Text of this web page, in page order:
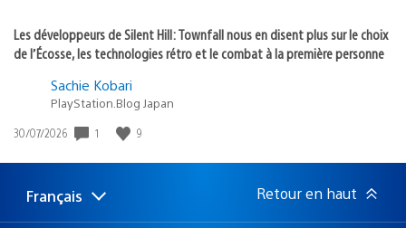
Les développeurs de Silent Hill: Townfall nous en disent plus sur le choix
de l’Écosse, les technologies rétro et le combat à la première personne
Sachie Kobari
PlayStation.Blog Japan
Date
publication
30/07/2026 1 9
Choisir
une
Région
actuelle
Français Retour en haut